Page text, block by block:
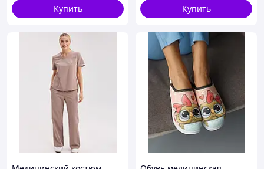
Купить
Купить